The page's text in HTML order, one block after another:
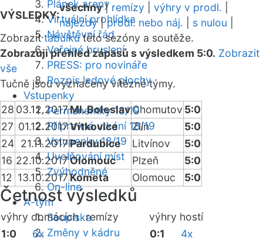
Plánek areny
Virtuální prohlídka
Návštěvní řád
Veřejné bruslení
PRESS: pro novináře
Rozpis ledové plochy
Vstupenky
Permanentky 18/19
Přípravná utkání 18/19
Vstupenky 18/19
Uvolňování míst
Zvýhodněné
On-line
A-tým
Soupiska
Změny v kádru
VÝSLEDKY:
všechny| remízy výhry v prodl.
nájezdy|prodl. nebo náj. s nulou
Zobrazittabulkutéto sezóny a soutěže.
Zobrazuji přehled zápasů s výsledkem 5:0. Zobrazit
vše
Tučně jsou vyznačeny vítězné týmy.
28 03.12.2017Ml. BoleslavChomutov 5:0
27 01.12.2017Vítkovice Zlín
5:0
24 21.11.2017Pardubice Litvínov
5:0
16 22.10.2017Olomouc Plzeň
5:0
12 13.10.2017Kometa Olomouc 5:0
Četnost výsledků
výhry domácíchremízy výhry hostí
1:0
6x
0:1
4x